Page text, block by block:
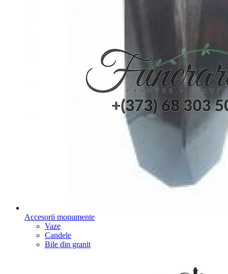
Accesorii monumente
Vaze
Candele
Bile din granit